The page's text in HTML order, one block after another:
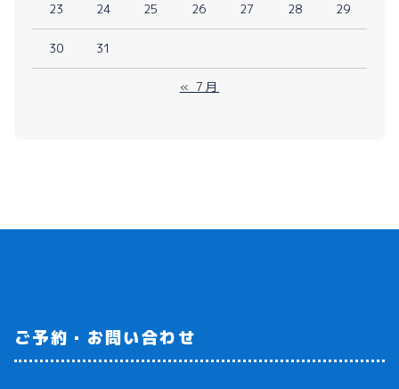
23 24 25 26 27 28 29
30 31
« 7月
ご予約・お問い合わせ